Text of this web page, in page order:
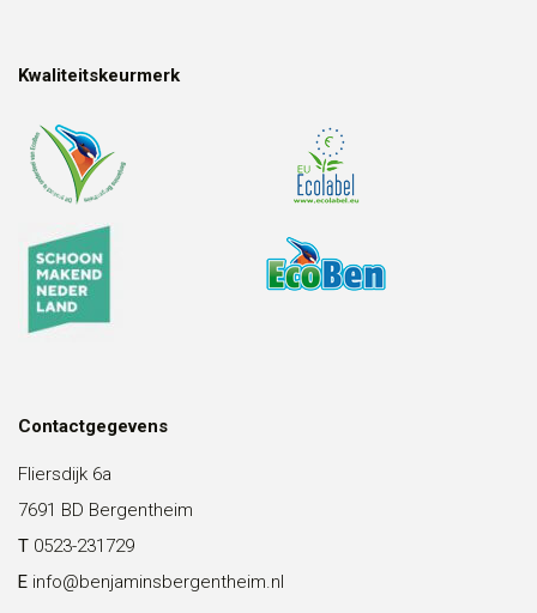
Kwaliteitskeurmerk
Contactgegevens
Fliersdijk 6a
7691 BD Bergentheim
T 0523-231729
E info@benjaminsbergentheim.nl